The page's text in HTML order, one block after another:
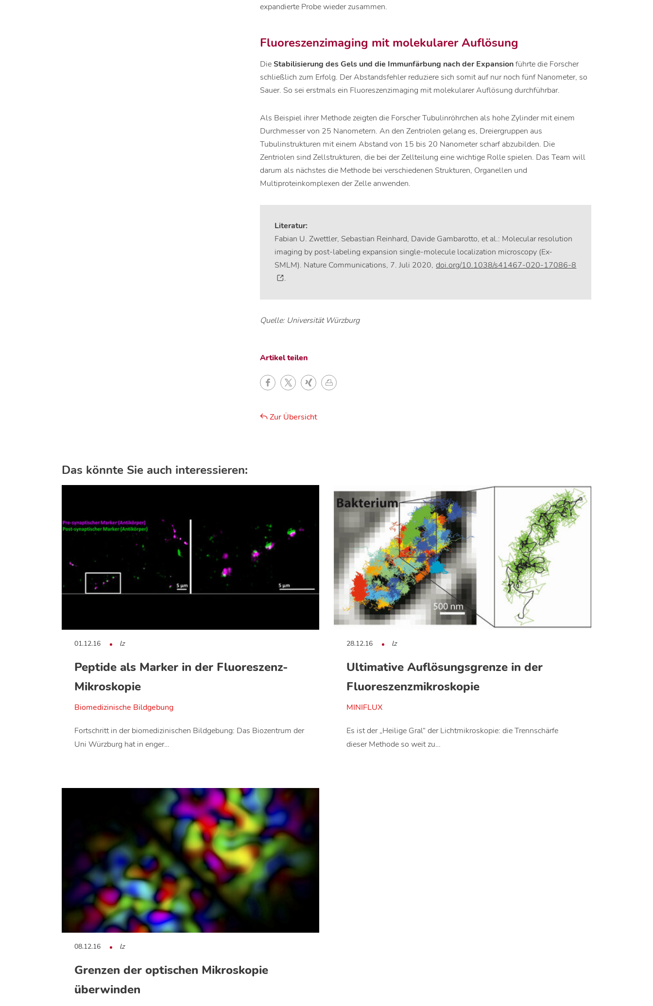
expandierte Probe wieder zusammen.
Fluoreszenzimaging mit molekularer Auflösung
DieStabilisierung des Gels und die Immunfärbung nach der Expansionführte die Forscher
schließlich zum Erfolg. Der Abstandsfehler reduziere sich somit auf nur noch fünf Nanometer, so
Sauer. So sei erstmals ein Fluoreszenzimaging mit molekularer Auflösung durchführbar.
Als Beispiel ihrer Methode zeigten die Forscher Tubulinröhrchen als hohe Zylinder mit einem
Durchmesser von 25 Nanometern. An den Zentriolen gelang es, Dreiergruppen aus
Tubulinstrukturen mit einem Abstand von 15 bis 20 Nanometer scharf abzubilden. Die
Zentriolen sind Zellstrukturen, die bei der Zellteilung eine wichtige Rolle spielen. Das Team will
darum als nächstes die Methode bei verschiedenen Strukturen, Organellen und
Multiproteinkomplexen der Zelle anwenden.
Literatur:
Fabian U. Zwettler, Sebastian Reinhard, Davide Gambarotto, et al.: Molecular resolution
imaging by post-labeling expansion single-molecule localization microscopy (Ex-
SMLM). Nature Communications, 7. Juli 2020, doi.org/10.1038/s41467-020-17086-8
.
Quelle: Universität Würzburg
Artikel teilen
Zur Übersicht
Das könnte Sie auch interessieren:
01.12.16 lz
Peptide als Marker in der Fluoreszenz-
Mikroskopie
Biomedizinische Bildgebung
Fortschritt in der biomedizinischen Bildgebung: Das Biozentrum der
Uni Würzburg hat in enger…
28.12.16 lz
Ultimative Auflösungsgrenze in der
Fluoreszenzmikroskopie
MINIFLUX
Es ist der „Heilige Gral“ der Lichtmikroskopie: die Trennschärfe
dieser Methode so weit zu…
08.12.16 lz
Grenzen der optischen Mikroskopie
überwinden